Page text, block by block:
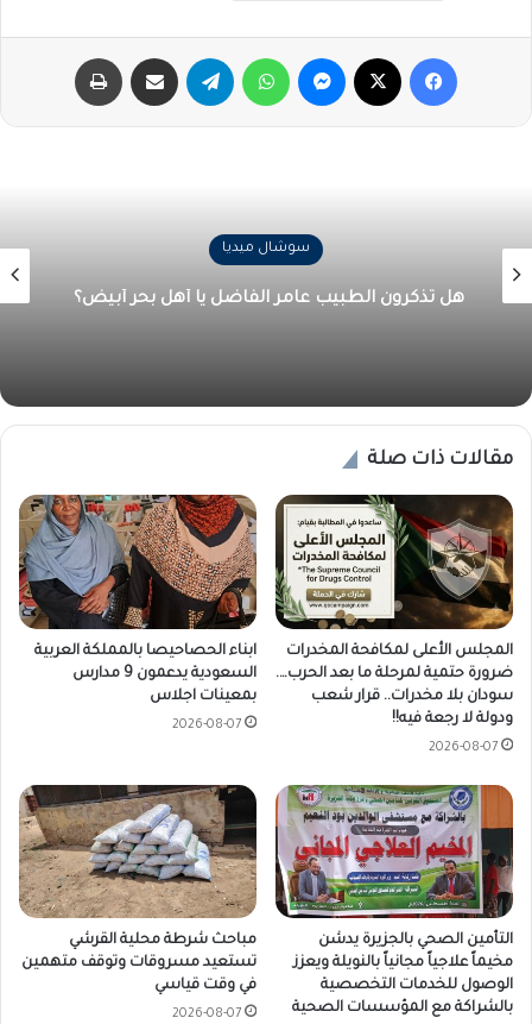
فيسبوك ماسنجر واتساب تيلقرام مشاركة عبر البريد
سوشال ميديا
هل تذكرون الطبيب عامر الفاضل يا أهل بحر أبيض؟
مقالات ذات صلة
المجلس الأعلى لمكافحة المخدرات
ضرورة حتمية لمرحلة ما بعد الحرب….
سودان بلا مخدرات.. قرار شعب
ودولة لا رجعة فيه!!
2026-08-07
ابناء الحصاحيصا بالمملكة العربية
السعودية يدعمون 9 مدارس
بمعينات اجلاس
2026-08-07
التأمين الصحي بالجزيرة يدشن
مخيماً علاجياً مجانياً بالنويلة ويعزز
الوصول للخدمات التخصصية
بالشراكة مع المؤسسات الصحية
مباحث شرطة محلية القرشي
تستعيد مسروقات وتوقف متهمين
في وقت قياسي
2026-08-07